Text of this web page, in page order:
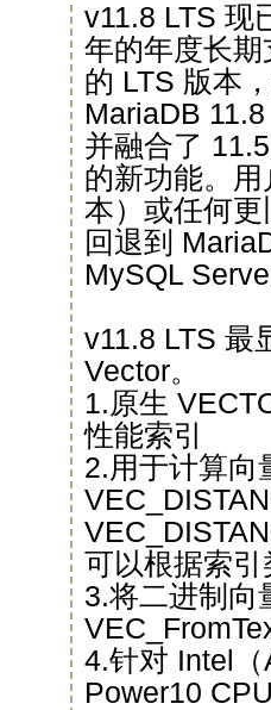
v11.8 LTS 现
年的年度长
的 LTS 版本
MariaDB
并融合了
的新功能。
本）或任何
回退到
MySQL
v11.8 LTS 最
Vector。
1.原生
性能索引
2.用于计算向
可以根据索
3.将二进制向
4.针对 Intel
Power10